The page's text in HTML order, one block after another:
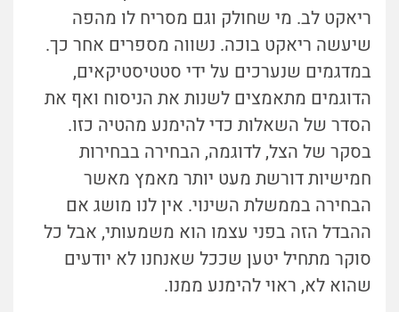
ריאקט לב. מי שחולק וגם מסריח לו מהפה
שיעשה ריאקט בוכה. נשווה מספרים אחר כך.
במדגמים שנערכים על ידי סטטיסטיקאים,
הדוגמים מתאמצים לשנות את הניסוח ואף את
הסדר של השאלות כדי להימנע מהטיה כזו.
בסקר של הצל, לדוגמה, הבחירה בבחירות
חמישיות דורשת מעט יותר מאמץ מאשר
הבחירה בממשלת השינוי. אין לנו מושג אם
ההבדל הזה בפני עצמו הוא משמעותי, אבל כל
סוקר מתחיל יטען שככל שאנחנו לא יודעים
שהוא לא, ראוי להימנע ממנו.